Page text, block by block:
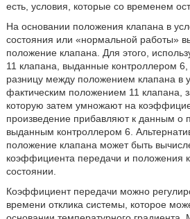
есть, условия, которые со временем
На основании положения клапана в
состояния или «нормальной работы»
положение клапана. Для этого,
11 клапана, выданные контроллером
разницу между положением клапана в
фактическим положением 11 клапана,
которую затем умножают на
произведение прибавляют к данным о
выданным контроллером 6.
положение клапана может быть
коэффициента передачи и положения
состоянии.
Коэффициент передачи можно
времени отклика системы, которое